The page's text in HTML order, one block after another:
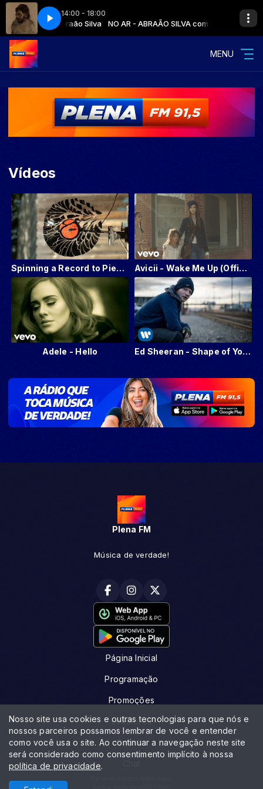
14:00 - 18:00
SILVA com Abraão Silva NO AR - ABRAÃO SILVA com Abraão Silva
MARAIA TAKAI - ATO FINAL TIAGO ARRAIS E MARAIA TAKAI - ATO FINAL
MENU
Vídeos
Spinning a Record to Pieces at 12,500fps - The Slow Mo Guys Avicii - Wake Me Up (Official Video)
Adele - Hello Ed Sheeran - Shape of You [Official Video]
Plena FM
Música de verdade!
Página Inicial
Programação
Promoções
Locutores
Contato
Nosso site usa cookies e outras tecnologias para que nós e
nossos parceiros possamos lembrar de você e entender
como você usa o site. Ao continuar a navegação neste site
será considerado como consentimento implícito à nossa
política de privacidade.